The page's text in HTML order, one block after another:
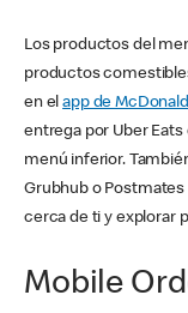
Los productos del
productos
en elapp de
entrega por Uber Eats
menú inferior.
Grubhub o Postmates
cerca de ti y explorar
Mobile